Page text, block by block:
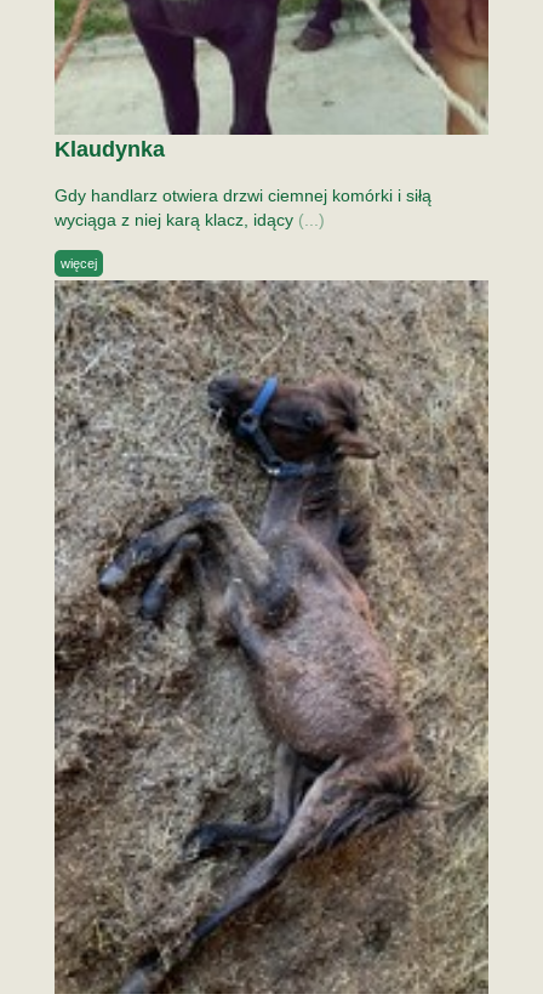
Klaudynka
Gdy handlarz otwiera drzwi ciemnej komórki i siłą
wyciąga z niej karą klacz, idący (...)
więcej